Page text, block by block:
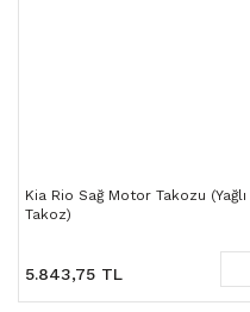
Kia Rio Sağ Motor Takozu (Yağlı
Takoz)
5.843,75 TL